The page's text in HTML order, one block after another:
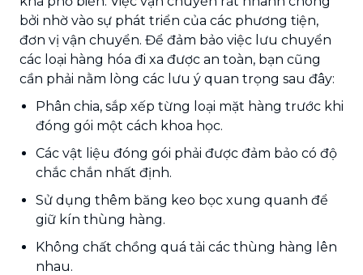
bởi nhờ vào sự phát triển của các phương tiện,
đơn vị vận chuyển. Để đảm bảo việc lưu chuyển
các loại hàng hóa đi xa được an toàn, bạn cũng
cần phải nằm lòng các lưu ý quan trọng sau đây:
Phân chia, sắp xếp từng loại mặt hàng trước khi
đóng gói một cách khoa học.
Các vật liệu đóng gói phải được đảm bảo có độ
chắc chắn nhất định.
Sử dụng thêm băng keo bọc xung quanh để
giữ kín thùng hàng.
Không chất chồng quá tải các thùng hàng lên
nhau.